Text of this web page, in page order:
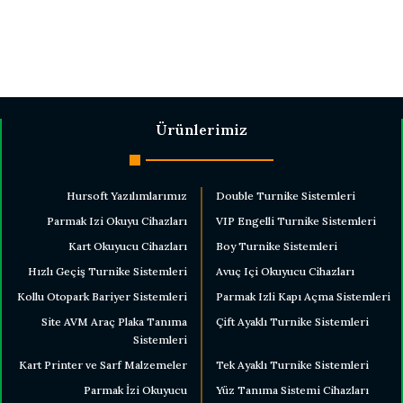
Ürünlerimiz
Hursoft Yazılımlarımız
Double Turnike Sistemleri
Parmak Izi Okuyu Cihazları
VIP Engelli Turnike Sistemleri
Kart Okuyucu Cihazları
Boy Turnike Sistemleri
Hızlı Geçiş Turnike Sistemleri
Avuç Içi Okuyucu Cihazları
Kollu Otopark Bariyer Sistemleri
Parmak Izli Kapı Açma Sistemleri
Site AVM Araç Plaka Tanıma
Sistemleri
Çift Ayaklı Turnike Sistemleri
Kart Printer ve Sarf Malzemeler
Tek Ayaklı Turnike Sistemleri
Parmak İzi Okuyucu
Yüz Tanıma Sistemi Cihazları